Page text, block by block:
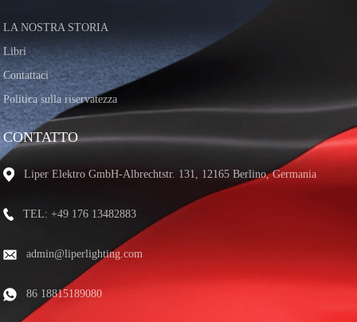
LA NOSTRA STORIA
Libri
Contattaci
Politica sulla riservatezza
CONTATTO
Liper Elektro GmbH-Albrechtstr. 131, 12165 Berlino, Germania
TEL: +49 176 13482883
admin@liperlighting.com
86 18815189080